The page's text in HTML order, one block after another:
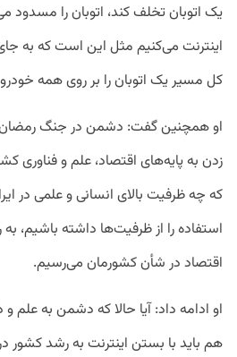
یک اتوبان تخلف کند، اتوبان را مسدود
اینترنت می‌کنیم مثل این است که به جای
کل مسیر یک اتوبان را بر روی همه
او‌ همچنین گفت: دشمن در جنگ رمضان
زدن به پایه‌های اقتصاد، علم و فناوری
که چه ظرفیت بالای انسانی و علمی در
استفاده را از ظرفیت‌ها داشته باشیم، به
اقتصاد در شأن کشورمان می‌رسیم.
او ادامه داد: آیا حالا که دشمن به علم
هم باید با بستن اینترنت به رشد کشور